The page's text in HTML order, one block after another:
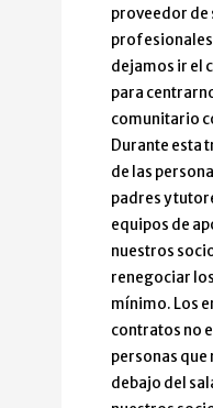
proveedor de
profesionales
dejamos ir el
para
comunitario
Durante esta
de las
padres y
equipos de
nuestros
renegociar
mínimo. Los
contratos no
personas que
debajo del